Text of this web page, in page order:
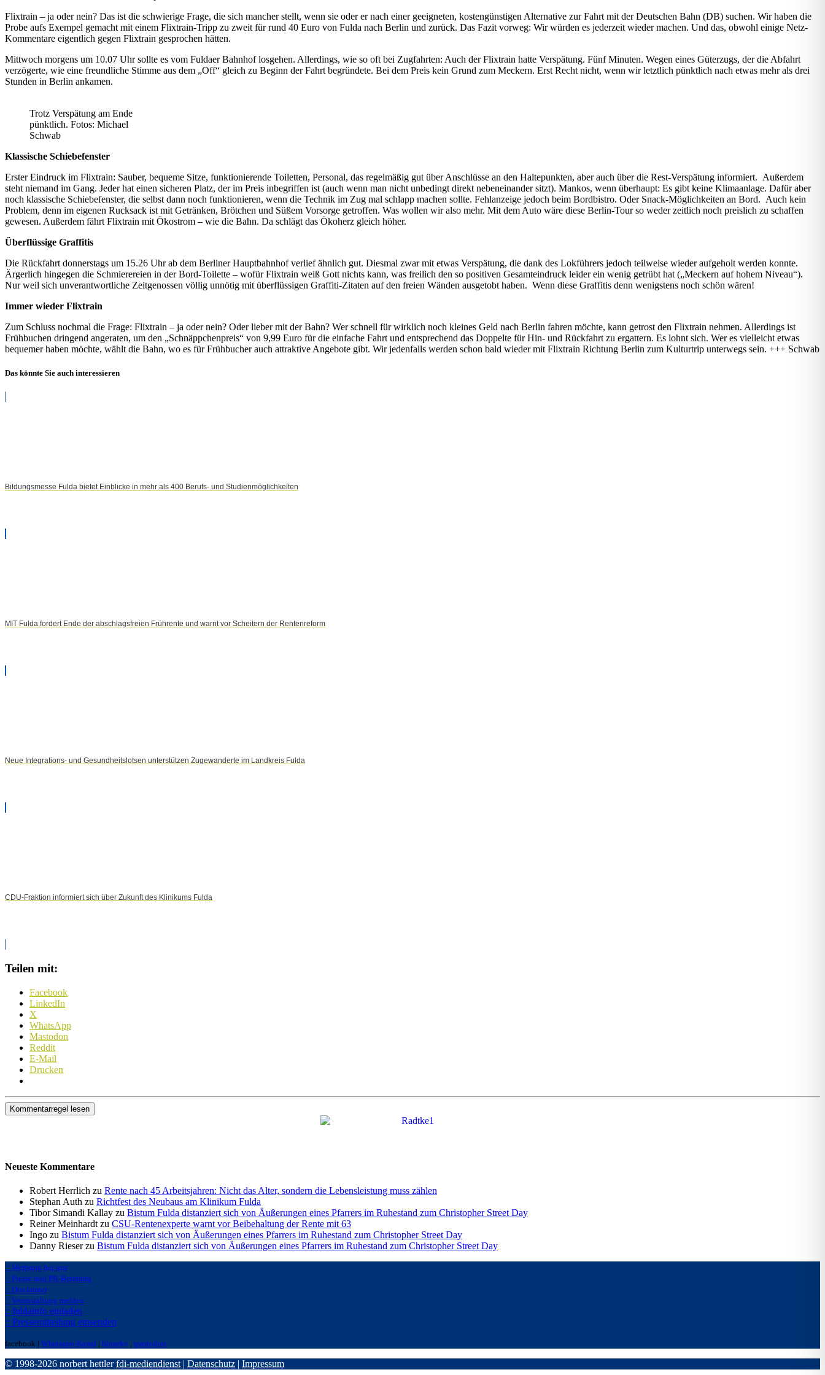
Fulda
nach
Berlin
zurück
Flixtrain – ja oder nein? Das ist die schwierige Frage, die sich mancher stellt, wenn sie oder er nach einer geeigneten, kostengünstigen Alternative zur Fahrt mit der Deutschen Bahn (DB) suchen. Wir haben die
Probe aufs Exempel gemacht mit einem Flixtrain-Tripp zu zweit für rund 40 Euro von Fulda nach Berlin und zurück. Das Fazit vorweg: Wir würden es jederzeit wieder machen. Und das, obwohl einige Netz-
Kommentare eigentlich gegen Flixtrain gesprochen hätten.
Mittwoch morgens um 10.07 Uhr sollte es vom Fuldaer Bahnhof losgehen. Allerdings, wie so oft bei Zugfahrten: Auch der Flixtrain hatte Verspätung. Fünf Minuten. Wegen eines Güterzugs, der die Abfahrt
verzögerte, wie eine freundliche Stimme aus dem „Off“ gleich zu Beginn der Fahrt begründete. Bei dem Preis kein Grund zum Meckern. Erst Recht nicht, wenn wir letztlich pünktlich nach etwas mehr als drei
Stunden in Berlin ankamen.
Trotz Verspätung am Ende
pünktlich. Fotos: Michael
Schwab
Klassische Schiebefenster
Erster Eindruck im Flixtrain: Sauber, bequeme Sitze, funktionierende Toiletten, Personal, das regelmäßig gut über Anschlüsse an den Haltepunkten, aber auch über die Rest-Verspätung informiert. Außerdem
steht niemand im Gang. Jeder hat einen sicheren Platz, der im Preis inbegriffen ist (auch wenn man nicht unbedingt direkt nebeneinander sitzt). Mankos, wenn überhaupt: Es gibt keine Klimaanlage. Dafür aber
noch klassische Schiebefenster, die selbst dann noch funktionieren, wenn die Technik im Zug mal schlapp machen sollte. Fehlanzeige jedoch beim Bordbistro. Oder Snack-Möglichkeiten an Bord. Auch kein
Problem, denn im eigenen Rucksack ist mit Getränken, Brötchen und Süßem Vorsorge getroffen. Was wollen wir also mehr. Mit dem Auto wäre diese Berlin-Tour so weder zeitlich noch preislich zu schaffen
gewesen. Außerdem fährt Flixtrain mit Ökostrom – wie die Bahn. Da schlägt das Ökoherz gleich höher.
Überflüssige Graffitis
Die Rückfahrt donnerstags um 15.26 Uhr ab dem Berliner Hauptbahnhof verlief ähnlich gut. Diesmal zwar mit etwas Verspätung, die dank des Lokführers jedoch teilweise wieder aufgeholt werden konnte.
Ärgerlich hingegen die Schmierereien in der Bord-Toilette – wofür Flixtrain weiß Gott nichts kann, was freilich den so positiven Gesamteindruck leider ein wenig getrübt hat („Meckern auf hohem Niveau“).
Nur weil sich unverantwortliche Zeitgenossen völlig unnötig mit überflüssigen Graffiti-Zitaten auf den freien Wänden ausgetobt haben. Wenn diese Graffitis denn wenigstens noch schön wären!
Immer wieder Flixtrain
Zum Schluss nochmal die Frage: Flixtrain – ja oder nein? Oder lieber mit der Bahn? Wer schnell für wirklich noch kleines Geld nach Berlin fahren möchte, kann getrost den Flixtrain nehmen. Allerdings ist
Frühbuchen dringend angeraten, um den „Schnäppchenpreis“ von 9,99 Euro für die einfache Fahrt und entsprechend das Doppelte für Hin- und Rückfahrt zu ergattern. Es lohnt sich. Wer es vielleicht etwas
bequemer haben möchte, wählt die Bahn, wo es für Frühbucher auch attraktive Angebote gibt. Wir jedenfalls werden schon bald wieder mit Flixtrain Richtung Berlin zum Kulturtrip unterwegs sein. +++ Schwab
Das könnte Sie auch interessieren
Bildungsmesse Fulda bietet Einblicke in mehr als 400 Berufs- und Studienmöglichkeiten
MIT Fulda fordert Ende der abschlagsfreien Frührente und warnt vor Scheitern der Rentenreform
Neue Integrations- und Gesundheitslotsen unterstützen Zugewanderte im Landkreis Fulda
CDU-Fraktion informiert sich über Zukunft des Klinikums Fulda
Teilen mit:
Facebook
LinkedIn
X
WhatsApp
Mastodon
Reddit
E-Mail
Drucken
Kommentarregel lesen
Neueste Kommentare
Robert Herrlich zu Rente nach 45 Arbeitsjahren: Nicht das Alter, sondern die Lebensleistung muss zählen
Stephan Auth zu Richtfest des Neubaus am Klinikum Fulda
Tibor Simandi Kallay zu Bistum Fulda distanziert sich von Äußerungen eines Pfarrers im Ruhestand zum Christopher Street Day
Reiner Meinhardt zu CSU-Rentenexperte warnt vor Beibehaltung der Rente mit 63
Ingo zu Bistum Fulda distanziert sich von Äußerungen eines Pfarrers im Ruhestand zum Christopher Street Day
Danny Rieser zu Bistum Fulda distanziert sich von Äußerungen eines Pfarrers im Ruhestand zum Christopher Street Day
:: Werbung bei uns
:: Presse und PR-Beratung
:: Disclaimer
:: Veranstaltung melden
:: fuldainfo einladen
:: Pressemitteilung einsenden
facebook | Whatsapp-Kanal | bluseky | mastodon
© 1998-2026 norbert hettlerfdi-mediendienst | Datenschutz | Impressum